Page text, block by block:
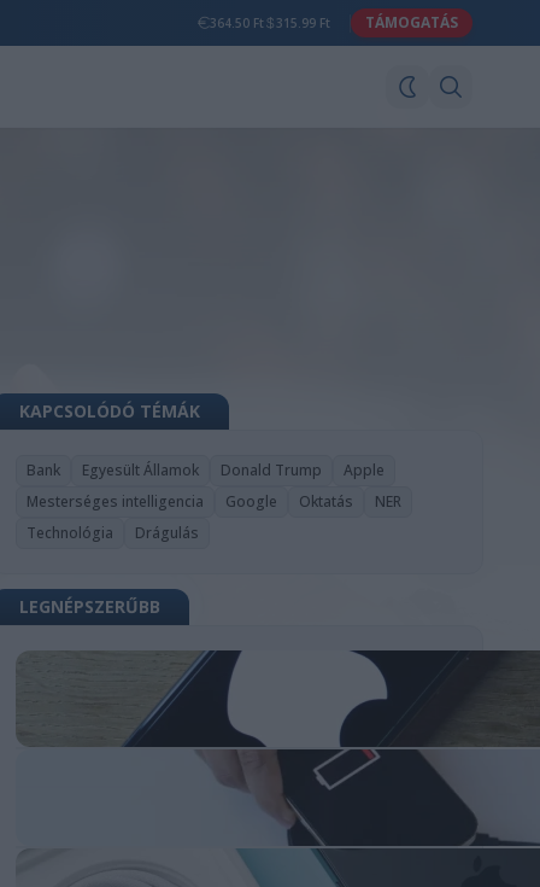
364.50 Ft 315.99 Ft TÁMOGATÁS
KAPCSOLÓDÓ TÉMÁK
Bank Egyesült Államok Donald Trump
Apple
Mesterséges intelligencia
Google Oktatás
NER
Technológia
Drágulás
LEGNÉPSZERŰBB